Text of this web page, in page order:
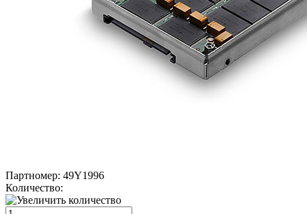
Партномер: 49Y1996
Количество: